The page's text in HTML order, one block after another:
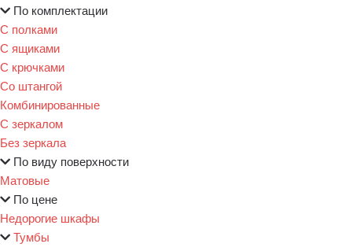
По комплектации
С полками
С ящиками
С крючками
Со штангой
Комбинированные
С зеркалом
Без зеркала
По виду поверхности
Матовые
По цене
Недорогие шкафы
Тумбы